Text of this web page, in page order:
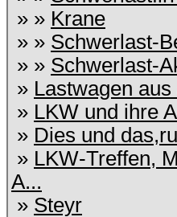
» » Krane
» » Schwerlast-
» » Schwerlast-
» Lastwagen
» LKW und ihre
» Dies und
» LKW-Treffen,
A...
» Steyr